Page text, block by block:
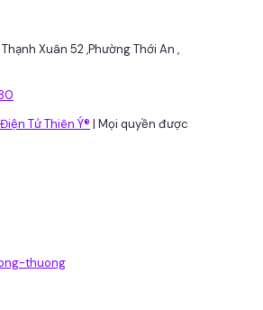
Xuân 52 ,Phường Thới An ,
Tử Thiên Ý® | Mọi quyền được